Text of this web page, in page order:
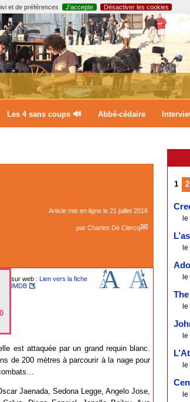
et de préférences J’accepte Désactiver les cookies
Les 4 sans coups 🔊 Abbé-cédaire
Article mis en ligne le 21 juillet 2016
par Charles De Clercq
sur web : Lien vers la fiche
IMDB
est attaquée par un grand requin blanc.
de 200 mètres à parcourir à la nage pour
Jaenada, Sedona Legge, Angelo Jose,
1 2